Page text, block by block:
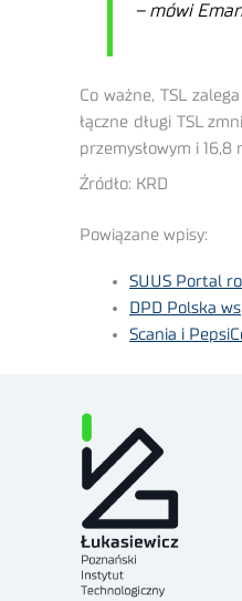
– mówi
Co ważne, TSL
łączne długi TSL
przemysłowym i
Źródło: KRD
Powiązane wpisy:
SUUS Portal
DPD Polska
Scania i